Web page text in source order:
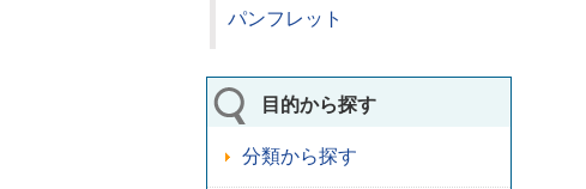
パンフレット
目的から探す
分類から探す